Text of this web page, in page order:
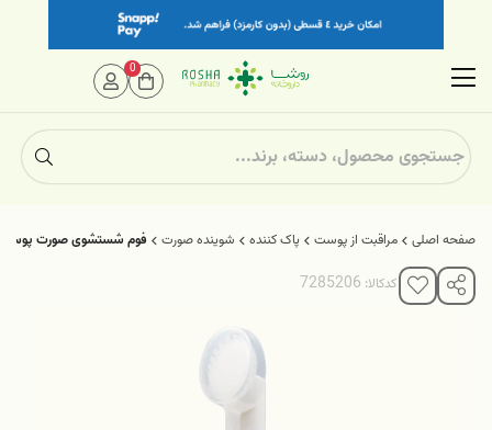
صفحه اصلی مراقبت از پوست پاک کننده شوینده صورت فوم شستشوی صورت پوست
کدکالا:
0